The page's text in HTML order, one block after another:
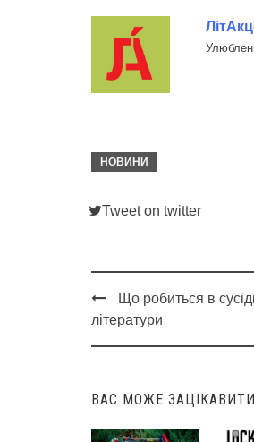
НОВИНИ
Tweet on twitter
Post
navigation
Що робиться в
літератури
ВАС МОЖЕ ЗАЦІКАВИТИ